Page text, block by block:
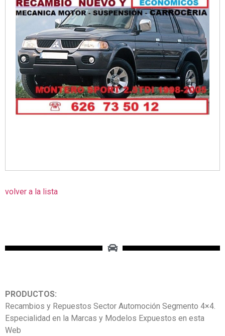
volver a la lista
PRODUCTOS:
Recambios y Repuestos Sector Automoción Segmento 4×4.
Especialidad en la Marcas y Modelos Expuestos en esta
Web